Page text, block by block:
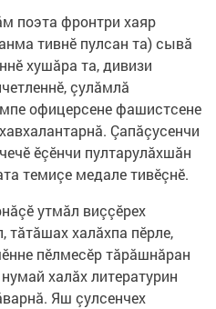
поэта фронтри хаяр
тивнӗ пулсан та) сывă
хушăра та, дивизи
çулăмлă
офицерсене фашистсене
Çапăçусенчи
ӗçӗнчи пултарулăхшăн
темиçе медале тивӗçнӗ.
утмăл виççӗрех
тăтăшах халăхпа пӗрле,
пӗлмесӗр тăрăшнăран
халăх литературин
Яш çулсенчех